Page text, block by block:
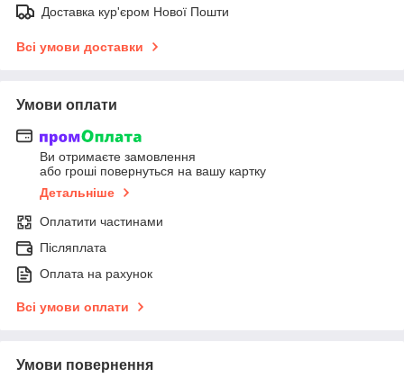
Доставка кур'єром Нової Пошти
Всі умови доставки
Умови оплати
Ви отримаєте замовлення
або гроші повернуться на вашу картку
Детальніше
Оплатити частинами
Післяплата
Оплата на рахунок
Всі умови оплати
Умови повернення